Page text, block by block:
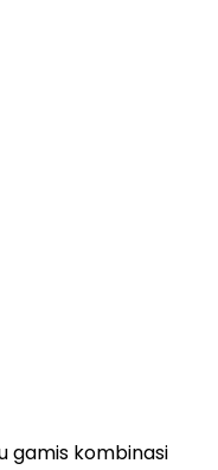
gamis kombinasi